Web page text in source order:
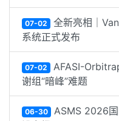
07-02 全新亮相｜
系统正式发布
07-02 AFASI-
谢组“暗峰”难题
06-30 ASMS 2026国